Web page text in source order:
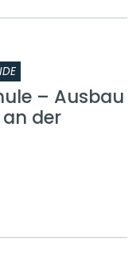
– Ausbau
der